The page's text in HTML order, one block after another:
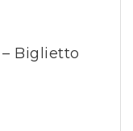
Biglietto